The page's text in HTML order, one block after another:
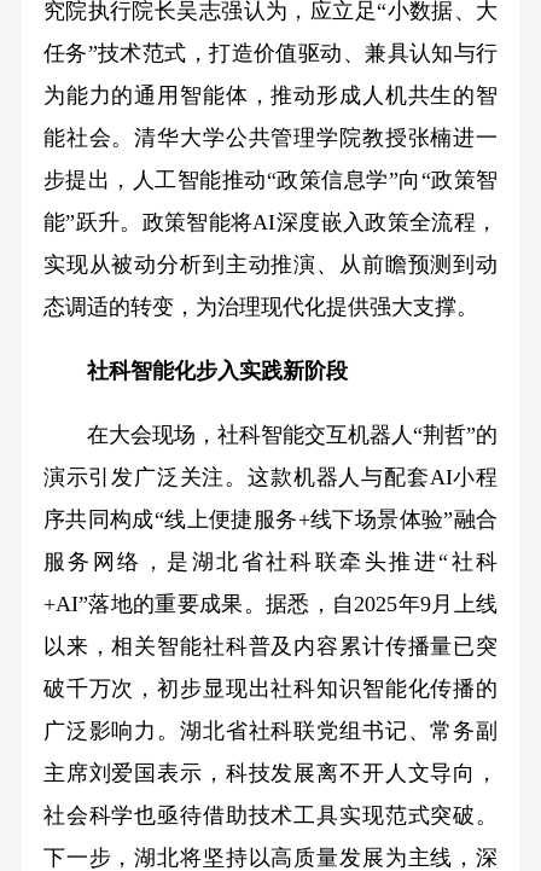
究院执行院长吴志强认为，应立足“小数据、大
任务”技术范式，打造价值驱动、兼具认知与行
为能力的通用智能体，推动形成人机共生的智
能社会。清华大学公共管理学院教授张楠进一
步提出，人工智能推动“政策信息学”向“政策智
能”跃升。政策智能将AI深度嵌入政策全流程，
实现从被动分析到主动推演、从前瞻预测到动
态调适的转变，为治理现代化提供强大支撑。
社科智能化步入实践新阶段
在大会现场，社科智能交互机器人“荆哲”的
演示引发广泛关注。这款机器人与配套AI小程
序共同构成“线上便捷服务+线下场景体验”融合
服务网络，是湖北省社科联牵头推进“社科
+AI”落地的重要成果。据悉，自2025年9月上线
以来，相关智能社科普及内容累计传播量已突
破千万次，初步显现出社科知识智能化传播的
广泛影响力。湖北省社科联党组书记、常务副
主席刘爱国表示，科技发展离不开人文导向，
社会科学也亟待借助技术工具实现范式突破。
下一步，湖北将坚持以高质量发展为主线，深